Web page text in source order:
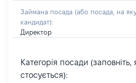
Займана посада (або посада, на
кандидат):
Директор
Категорія посади
стосується):